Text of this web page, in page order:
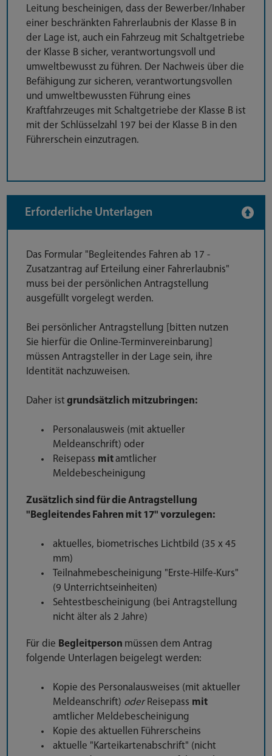
Leitung bescheinigen, dass der Bewerber/Inhaber
einer beschränkten Fahrerlaubnis der Klasse B in
der Lage ist, auch ein Fahrzeug mit Schaltgetriebe
der Klasse B sicher, verantwortungsvoll und
umweltbewusst zu führen. Der Nachweis über die
Befähigung zur sicheren, verantwortungsvollen
und umweltbewussten Führung eines
Kraftfahrzeuges mit Schaltgetriebe der Klasse B ist
mit der Schlüsselzahl 197 bei der Klasse B in den
Führerschein einzutragen.
Erforderliche Unterlagen
Das Formular "Begleitendes Fahren ab 17 -
Zusatzantrag auf Erteilung einer Fahrerlaubnis"
muss bei der persönlichen Antragstellung
ausgefüllt vorgelegt werden.
Bei persönlicher Antragstellung [bitten nutzen
Sie hierfür die Online-Terminvereinbarung]
müssen Antragsteller in der Lage sein, ihre
Identität nachzuweisen.
Daher ist grundsätzlich mitzubringen:
Personalausweis (mit aktueller
Meldeanschrift) oder
Reisepass mitamtlicher
Meldebescheinigung
Zusätzlich sind für die Antragstellung
"Begleitendes Fahren mit 17" vorzulegen:
aktuelles, biometrisches Lichtbild (35 x 45
mm)
Teilnahmebescheinigung "Erste-Hilfe-Kurs"
(9 Unterrichtseinheiten)
Sehtestbescheinigung (bei Antragstellung
nicht älter als 2 Jahre)
Für die Begleitperson müssen dem Antrag
folgende Unterlagen beigelegt werden:
Kopie des Personalausweises (mit aktueller
Meldeanschrift) oder Reisepass mit
amtlicher Meldebescheinigung
Kopie des aktuellen Führerscheins
aktuelle "Karteikartenabschrift" (nicht